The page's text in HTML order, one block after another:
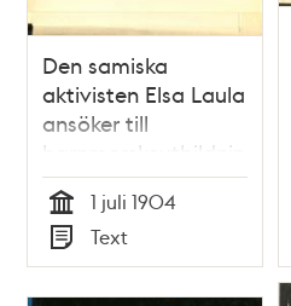
Den samiska
aktivisten Elsa Laula
ansöker till
barnmorskeutbildning
1904
Tid
1 juli 1904
Typ
Text